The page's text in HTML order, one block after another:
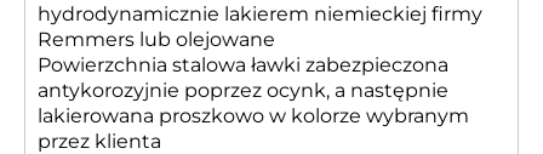
hydrodynamicznie lakierem niemieckiej firmy
Remmers lub olejowane
Powierzchnia stalowa ławki zabezpieczona
antykorozyjnie poprzez ocynk, a następnie
lakierowana proszkowo w kolorze wybranym
przez klienta